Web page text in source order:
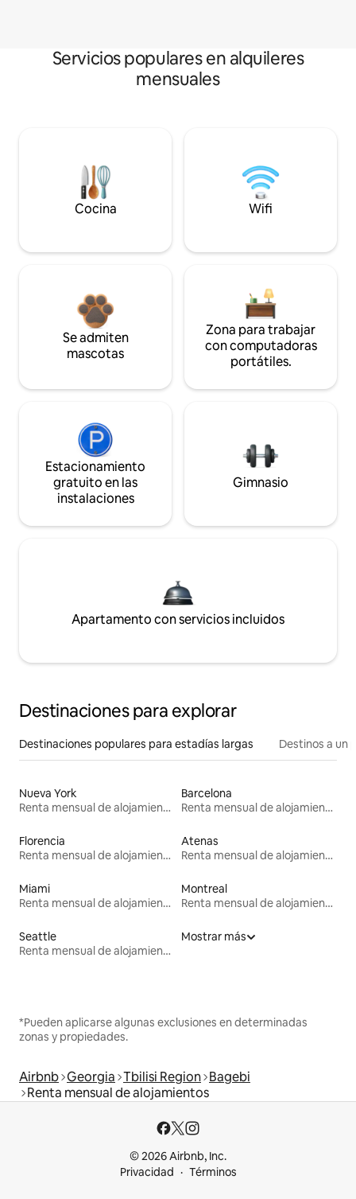
Servicios populares en alquileres
mensuales
Cocina Wifi
Se admiten
mascotas
Zona para trabajar
con computadoras
portátiles.
Estacionamiento
gratuito en las
instalaciones
Gimnasio
Apartamento con servicios incluidos
Destinaciones para explorar
Destinaciones populares para estadías largas Destinos a un
Nueva York
Renta mensual de alojamientos
Barcelona
Renta mensual de alojamientos
Florencia
Renta mensual de alojamientos
Atenas
Renta mensual de alojamientos
Miami
Renta mensual de alojamientos
Montreal
Renta mensual de alojamientos
Seattle
Renta mensual de alojamientos
Mostrar más
*Pueden aplicarse algunas exclusiones en determinadas
zonas y propiedades.
Airbnb Georgia Tbilisi Region Bagebi
Renta mensual de alojamientos
© 2026 Airbnb, Inc.
Privacidad
Términos